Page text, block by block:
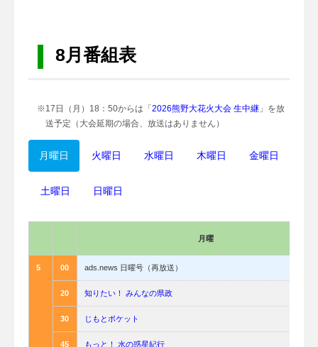
8月番組表
※17日（月）18：50からは「2026熊野大花火大会 生中継」を放
送予定（大会延期の場合、放送はありません）
月曜日 火曜日 水曜日 木曜日 金曜日
土曜日 日曜日
月曜
5 00 ads.news 日曜号（再放送）
20 知りたい！ みんなの県政
30 じもとポケット
45 もっと！ 水の惑星紀行